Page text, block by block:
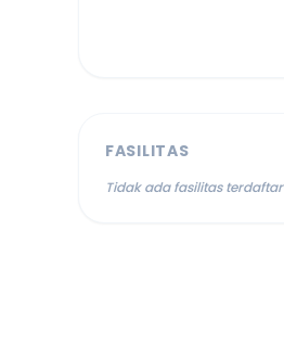
FASILITAS
Tidak ada fasilitas terdaftar